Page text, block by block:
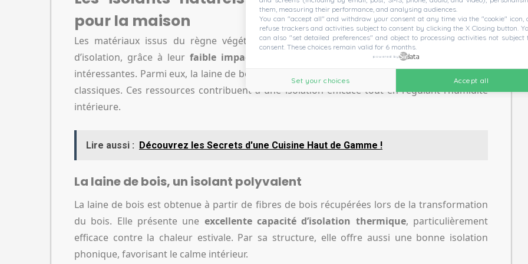
pour la maison
Les matériaux issus du règne végétal prennent une place croissante dans les projets
d’isolation, grâce à leur faible impact environnemental
et leurs propriétés techniques
intéressantes. Parmi eux, la laine de bois, le chanvre et la ouate de cellulose sont les grands
classiques. Ces ressources contribuent à une isolation efficace tout en régulant l’humidité
intérieure.
Lire aussi : Découvrez les Secrets d'une Cuisine Haut de Gamme !
La laine de bois, un isolant polyvalent
La laine de bois est obtenue à partir de fibres de bois récupérées lors de la transformation
du bois. Elle présente une excellente capacité d’isolation thermique, particulièrement
efficace contre la chaleur estivale. Par sa structure, elle offre aussi une bonne isolation
phonique, favorisant le calme intérieur.
them, measuring their performance, and analysing audiences.
You can "accept all" and withdraw your consent at any time via the "cookie" icon,
refuse trackers and activities subject to consent by clicking the X Closing button.
can also "set detailed preferences" and object to processing activities not subject
consent. These choices remain valid for 6 months.
powered by
Set your choices Accept all